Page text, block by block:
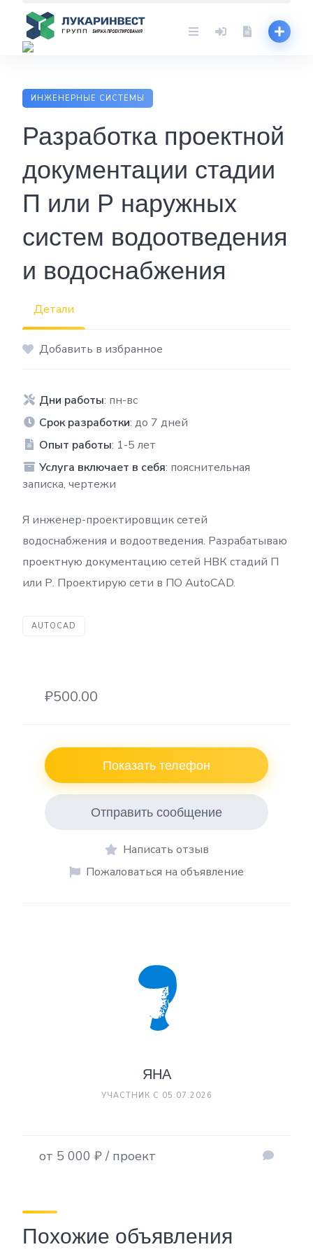
content
ИНЖЕНЕРНЫЕ СИСТЕМЫ
Разработка проектной
документации стадии
П или Р наружных
систем водоотведения
и водоснабжения
Детали
Добавить в избранное
Дни работы: пн-вс
Срок разработки: до 7 дней
Опыт работы: 1-5 лет
Услуга включает в себя: пояснительная
записка, чертежи
Я инженер-проектировщик сетей
водоснабжения и водоотведения. Разрабатываю
проектную документацию сетей НВК стадий П
или Р. Проектирую сети в ПО AutoCAD.
AUTOCAD
₽500.00
Показать телефон
Отправить сообщение
Написать отзыв
Пожаловаться на объявление
ЯНА
УЧАСТНИК С 05.07.2026
от 5 000 ₽ / проект
Похожие объявления